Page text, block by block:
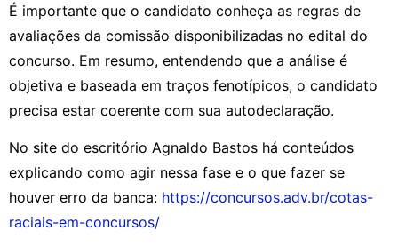
É importante que o candidato conheça as regras de
avaliações da comissão disponibilizadas no edital do
concurso. Em resumo, entendendo que a análise é
objetiva e baseada em traços fenotípicos, o candidato
precisa estar coerente com sua autodeclaração.
No site do escritório Agnaldo Bastos há conteúdos
explicando como agir nessa fase e o que fazer se
houver erro da banca: https://concursos.adv.br/cotas-
raciais-em-concursos/